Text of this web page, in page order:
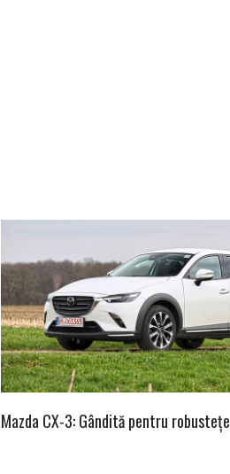
Mazda CX-3: Gândită pentru robustețe